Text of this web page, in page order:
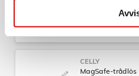
Tillv. art. nr:
CELLY
MagSafe-trådlös